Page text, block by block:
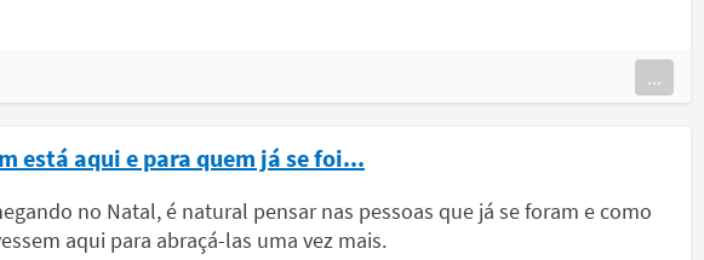
...
está aqui e para quem já se foi...
no Natal, é natural pensar nas pessoas que já se foram e como
aqui para abraçá-las uma vez mais.